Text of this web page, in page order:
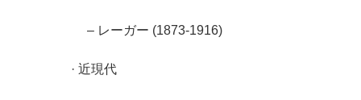
– レーガー (1873-1916)
· 近現代